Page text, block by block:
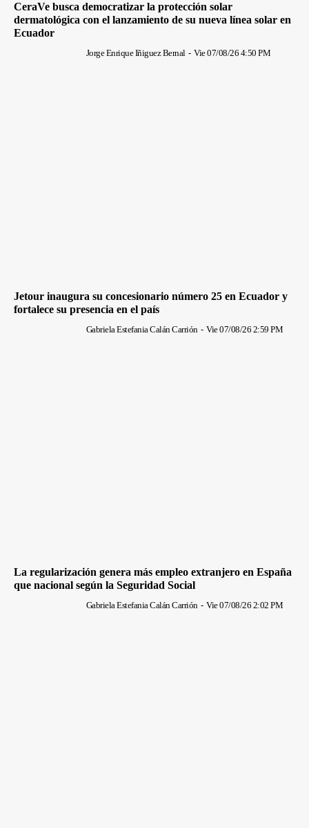
CeraVe busca democratizar la protección solar
dermatológica con el lanzamiento de su nueva línea solar en
Ecuador
Jorge Enrique Iñiguez Bernal - Vie 07/08/26 4:50 PM
Jetour inaugura su concesionario número 25 en Ecuador y
fortalece su presencia en el país
Gabriela Estefania Calán Carrión - Vie 07/08/26 2:59 PM
La regularización genera más empleo extranjero en España
que nacional según la Seguridad Social
Gabriela Estefania Calán Carrión - Vie 07/08/26 2:02 PM